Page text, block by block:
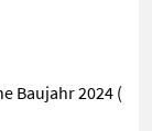
Baujahr 2024 (